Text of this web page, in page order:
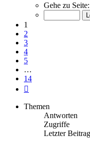
von
Gehe zu Seite:
1
2
3
4
5
…
14
Themen
Antworten
Zugriffe
Letzter Beitrag